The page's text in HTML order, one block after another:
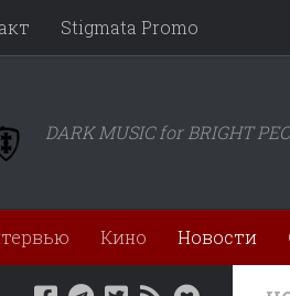
Stigmata Promo
DARK MUSIC for BRIGHT
Кино Новости